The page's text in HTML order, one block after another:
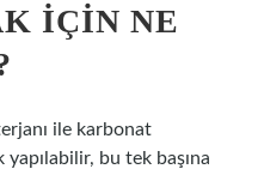
IÇIN NE
ile karbonat
yapılabilir, bu tek başına